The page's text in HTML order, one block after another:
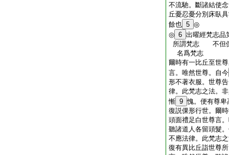
不流馳。斷諸結使
丘憂忍憂分別床臥
餘也 5 ◎
◎ 6 出曜經梵志品
所謂梵志 不但
名爲梵志
爾時有一比丘至世
言。唯然世尊。自今
形不著衣服。世尊
律。此梵志之法。
慚 9 愧。便有尊卑
復説倮形行世。爾
頭面禮足白世尊言
聽諸道人各留頭髮
不應法律。此梵志
復有異比丘詣世尊